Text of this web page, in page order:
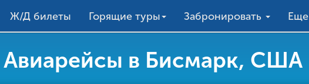
Ж/Д билеты Горящие туры Забронировать Еще
Авиарейсы в Бисмарк, США